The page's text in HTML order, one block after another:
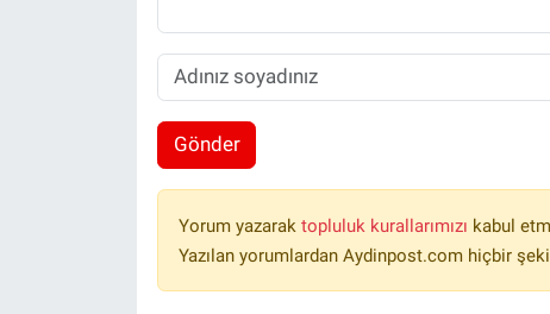
Gönder
Yorum yazarak topluluk kurallarımızı kabul
Yazılan yorumlardan Aydinpost.com hiçbir